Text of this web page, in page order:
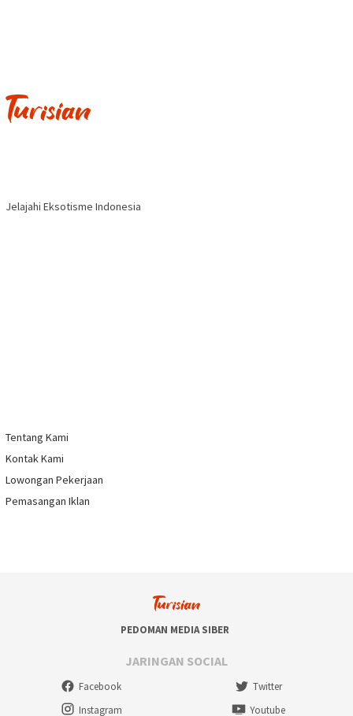
Jelajahi Eksotisme Indonesia
Tentang Kami
Kontak Kami
Lowongan Pekerjaan
Pemasangan Iklan
PEDOMAN MEDIA SIBER
JARINGAN SOCIAL
Facebook
Twitter
Instagram
Youtube